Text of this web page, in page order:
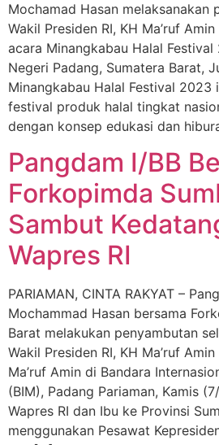
Mochamad Hasan melaksanakan
Wakil Presiden RI, KH Ma’ruf
acara Minangkabau Halal
Negeri Padang, Sumatera Barat,
Minangkabau Halal Festival 2023
festival produk halal tingkat
dengan konsep edukasi dan
Pangdam I/BB
Forkopimda
Sambut
Wapres RI
PARIAMAN, CINTA RAKYAT –
Mochammad Hasan bersama
Barat melakukan penyambutan
Wakil Presiden RI, KH Ma’ruf
Ma’ruf Amin di Bandara
(BIM), Padang Pariaman, Kamis
Wapres RI dan Ibu ke Provinsi
menggunakan Pesawat